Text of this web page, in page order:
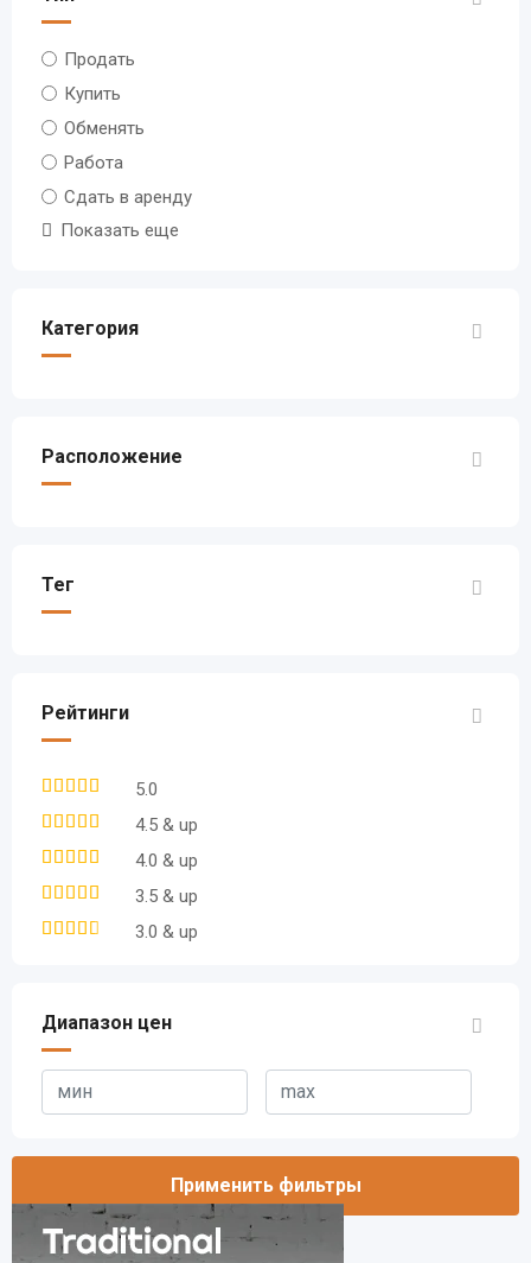
Продать
Купить
Обменять
Работа
Сдать в аренду
Показать еще
Категория
Расположение
Тег
Рейтинги
5.0
4.5 & up
4.0 & up
3.5 & up
3.0 & up
Диапазон цен
Применить фильтры